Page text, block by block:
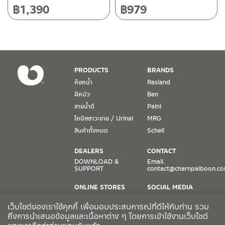
วันจันทร์ – วันศุกร์ เวลา 8:30-17:30 น.
วันเสาร์ เวลา 8:30-15:00 น.
1. การรับประกัน จะต้องมีหลักฐานการซื้อ หรือ ใบเสร็จ โดยทางบริษัทฯ
ขอตรวจสอบโดยนับวันซื้อขายเป็นสำคัญ ทางบริษัทฯ ไม่สามารถให้
เงื่อนไขการรับประกันสินค้าได้ หากไม่มีเอกสารดังกล่าว
2. การรับประกันสินค้า จะรับประกันฉพาะสินค้าที่อยู่ในสภาพการใช้งาน
ปกติ หากมีตำหนิ ชำรุด ร้าว ตกพื้น หรือสภาพภายนอกอยู่ในสภาพที่ใช้
3. การรับประกันสินค้า จะรับประกันเฉพาะชิ้นส่วนที่แจ้ง เช่น ก๊อกน้ำ จะ
รับประกันเฉพาะวาล์วก๊อกน้ำไม่รั่วซึม ดังนั้นการรับประกันจะเป็นการ
เปลี่ยนเฉพาะชิ้นส่วนที่รับประกันนั้นๆ
4. ในกรณีที่ทางบริษัทฯ ต้องชดเชยสินค้าชิ้นใหม่ให้ลูกค้า ทางบริษัทฯ จะ
ไม่ได้จัดหาช่างในการติดตั้งใหม่ หรือจัดหาช่างในการรื้อถอนสินค้าที่เสีย
฿1,390 ฿979
PRODUCTS
ก๊อกน้ำ
ฝักบัว
สายน้ำดี
โถปัสสาวะชาย / Urinal
สินค้าทั้งหมด
BRANDS
Rasland
Ben
Paini
MRG
Schell
DEALERS
DOWNLOAD &
SUPPORT
ONLINE STORES
Shopee
CONTACT
Email.
SOCIAL MEDIA
Facebook
เว็บไซต์ของเราใช้คุกกี้ เพื่อมอบประสบการณ์ที่ดีให้กับท่าน รวม
ถึงการนำเสนอข้อมูลและเนื้อหาต่าง ๆ โดยการเข้าใช้งานเว็บไซต์